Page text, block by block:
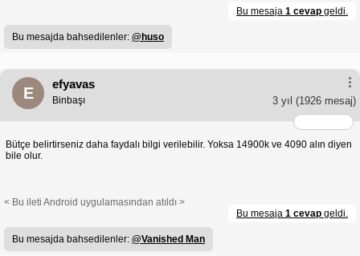
Bu mesaja 1 cevap geldi.
Bu mesajda bahsedilenler: @huso
E
efyavas
3 yıl (1926 mesaj)
Binbaşı
Bütçe belirtirseniz daha faydalı bilgi verilebilir. Yoksa 14900k ve 4090 alın diyen
bile olur.
< Bu ileti Android uygulamasından atıldı >
Bu mesaja 1 cevap geldi.
Bu mesajda bahsedilenler: @Vanished Man